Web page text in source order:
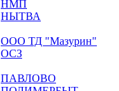
НМП
НЫТВА
ООО ТД "Мазурин"
ОСЗ
ПАВЛОВО